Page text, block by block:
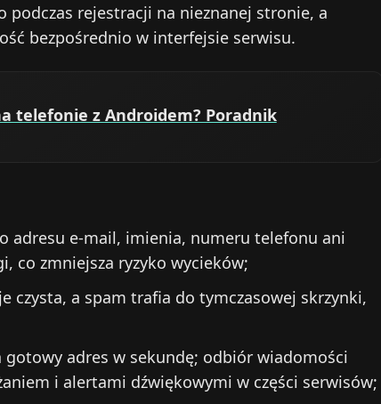
rejestracji na nieznanej stronie, a
bezpośrednio w interfejsie serwisu.
telefonie z Androidem? Poradnik
adresu e‑mail, imienia, numeru telefonu ani
co zmniejsza ryzyko wycieków;
czysta, a spam trafia do tymczasowej skrzynki,
gotowy adres w sekundę; odbiór wiadomości
i alertami dźwiękowymi w części serwisów;